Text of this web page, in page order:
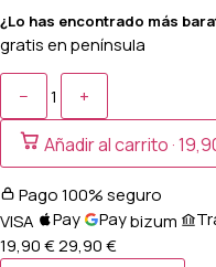
¿Lo has encontrado más
gratis en península
− 1
+
Añadir al carrito ·
Pago 100% seguro
VISA
Pay Paybizum
19,90 €29,90€